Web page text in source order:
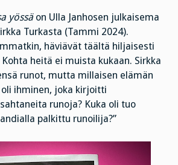
yössäon Ulla Janhosen julkaisema
Turkasta (Tammi 2024).
häviävät täältä hiljaisesti
heitä ei muista kukaan. Sirkka
runot, mutta millaisen elämän
oli ihminen, joka kirjoitti
runoja? Kuka oli tuo
palkittu runoilija?”